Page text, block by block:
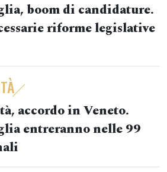
boom di candidature.
riforme legislative
accordo in Veneto.
entreranno nelle 99